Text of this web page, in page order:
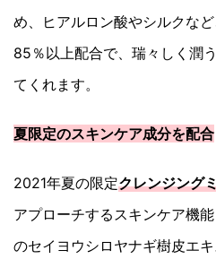
め、ヒアルロン酸やシルクな
85％以上配合で、瑞々しく潤
てくれます。
夏限定のスキンケア成分を配合
2021年夏の限定クレンジング
アプローチするスキンケア機
のセイヨウシロヤナギ樹皮エ